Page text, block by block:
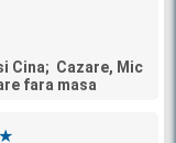
Cina; Cazare, Mic
fara masa
★